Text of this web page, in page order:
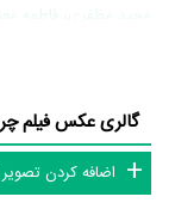
فاطمه
تعداد بازیگران می‌توان
کارگردانی فیلم چریکه
آنها کار بسیار دشواری
گالری عکس فیلم
اضافه کردن